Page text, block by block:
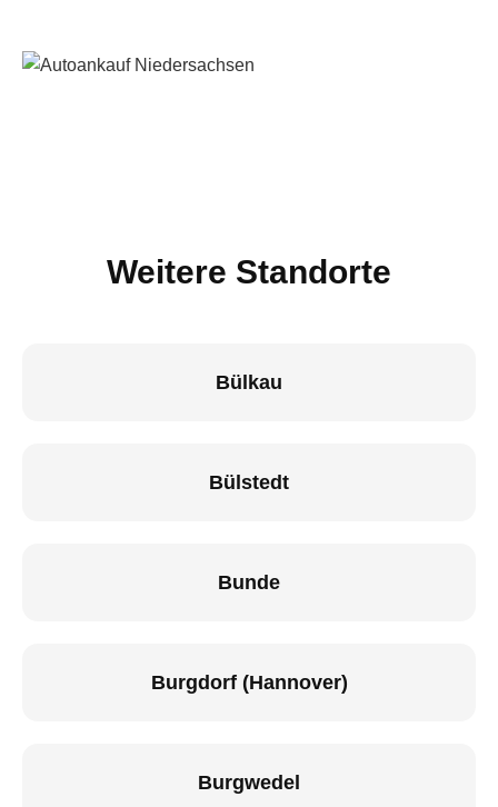
Weitere Standorte
Bülkau
Bülstedt
Bunde
Burgdorf (Hannover)
Burgwedel